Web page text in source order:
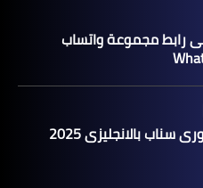
رابط مجموعة واتساب
بالانجليزي 2025